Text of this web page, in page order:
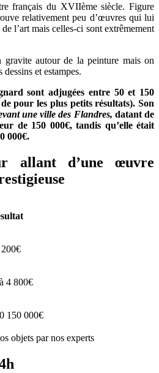
français du XVIIème siècle. Figure
relativement peu d’œuvres qui lui
l’art mais celles-ci sont extrêmement
gravite autour de la peinture mais on
et estampes.
sont adjugées entre 50 et 150
pour les plus petits résultats). Son
une ville des Flandres, datant de
de 150 000€, tandis qu’elle était
000€.
allant d’une œuvre
4 800€
150 000€
objets par nos experts